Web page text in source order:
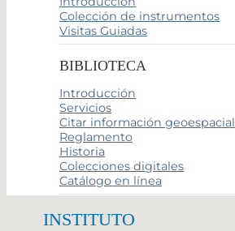
Colección de instrumentos
Visitas Guiadas
BIBLIOTECA
Introducción
Servicios
Citar información geoespacial
Reglamento
Historia
Colecciones digitales
Catálogo en línea
INSTITUTO